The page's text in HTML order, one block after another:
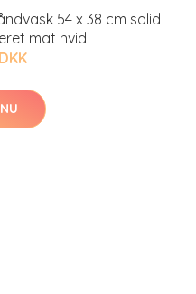
54 x 38 cm solid
mat hvid